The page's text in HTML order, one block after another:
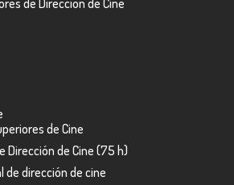
de Cine
Dirección de Cine (75 h)
de dirección de cine